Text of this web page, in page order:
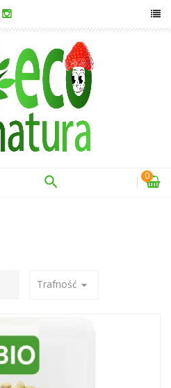
0
Trafność arrow_drop_down